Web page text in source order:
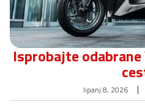
Isprobajte odabrane
lipanj 8, 2026